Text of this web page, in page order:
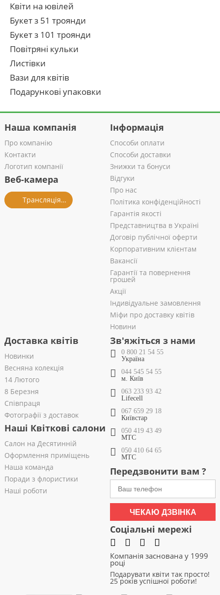
Квіти на ювілей
Букет з 51 троянди
Букет з 101 троянди
Повітряні кульки
Листівки
Вази для квітів
Подарункові упаковки
Наша компанія
Про компанію
Контакти
Логотип компанії
Веб-камера
Трансляція із салону
Інформація
Способи оплати
Способи доставки
Знижки та бонуси
Відгуки
Про нас
Політика конфіденційності
Гарантія якості
Представництва в Україні
Договір публічної оферти
Корпоративним клієнтам
Вакансії
Гарантії та повернення
грошей
Акції
Індивідуальне замовлення
Міфи про доставку квітів
Новини
Доставка квітів
Новинки
Весняна колекція
14 Лютого
8 Березня
Співпраця
Фотографії з доставок
Наші Квіткові салони
Салон на Десятинній
Оформлення приміщень
Наша команда
Поради з флористики
Наші роботи
Зв'яжіться з нами
0 800 21 54 55
Україна
044 545 54 55
м. Київ
063 233 93 42
Lifecell
067 659 29 18
Київстар
050 419 43 49
МТС
050 410 64 65
МТС
Передзвонити вам ?
ЧЕКАЮ ДЗВІНКА
Соціальні мережі
Компанія заснована у 1999
році
Подарувати квіти так просто!
25 років успішної роботи!